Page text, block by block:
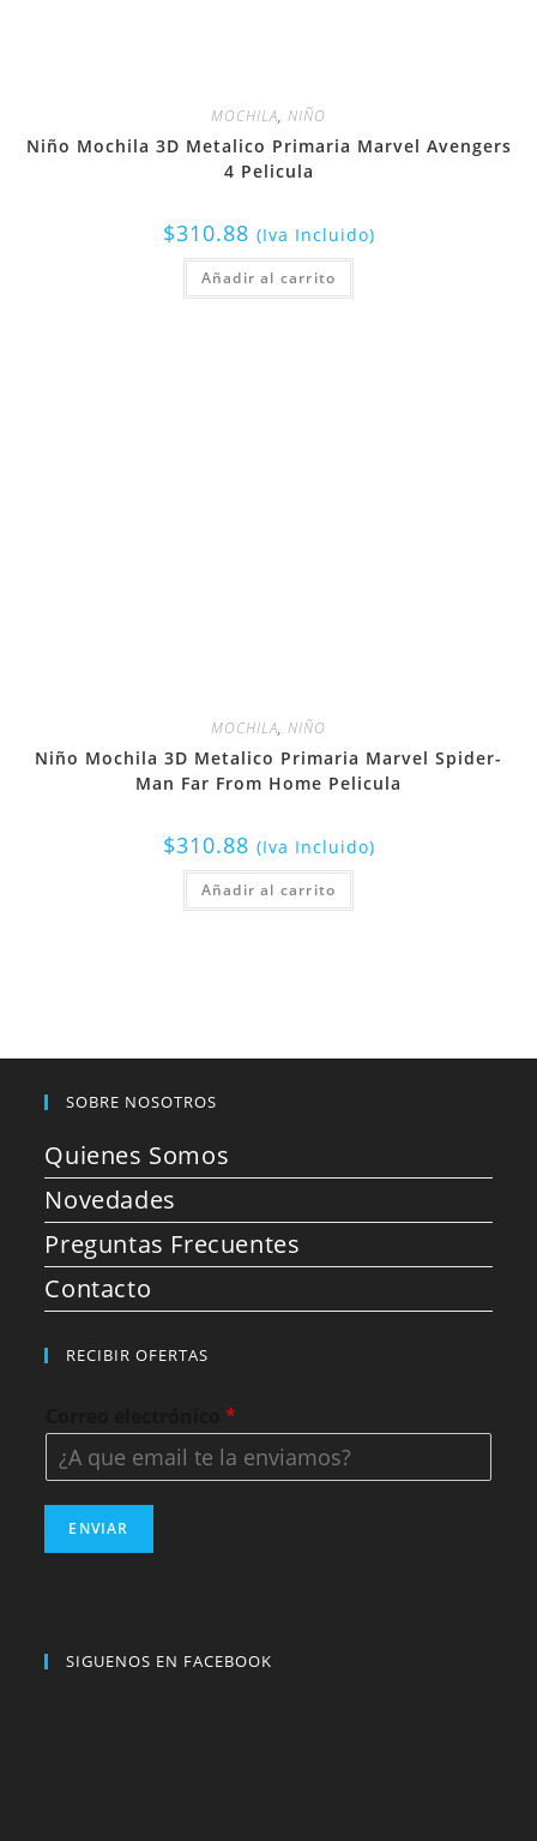
MOCHILA, NIÑO
Niño Mochila 3D Metalico Primaria Marvel Avengers
4 Pelicula
$310.88 (Iva Incluido)
Añadir al carrito
MOCHILA, NIÑO
Niño Mochila 3D Metalico Primaria Marvel Spider-
Man Far From Home Pelicula
$310.88 (Iva Incluido)
Añadir al carrito
SOBRE NOSOTROS
Quienes Somos
Novedades
Preguntas Frecuentes
Contacto
RECIBIR OFERTAS
Correo electrónico*
ENVIAR
SIGUENOS EN FACEBOOK